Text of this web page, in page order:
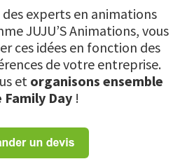
experts en animations
JUJU’S Animations, vous
ces idées en fonction des
de votre entreprise.
et organisons ensemble
Day!